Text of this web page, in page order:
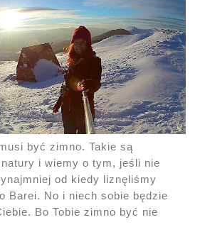
być zimno. Takie są
i wiemy o tym, jeśli nie
od kiedy liznęliśmy
Barei. No i niech sobie będzie
Bo Tobie zimno być nie